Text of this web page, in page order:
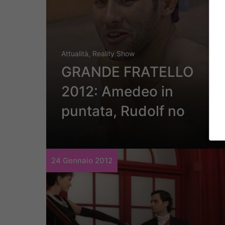
Attualità, Reality Show
GRANDE FRATELLO
2012: Amedeo in
puntata, Rudolf no
24 Gennaio 2012